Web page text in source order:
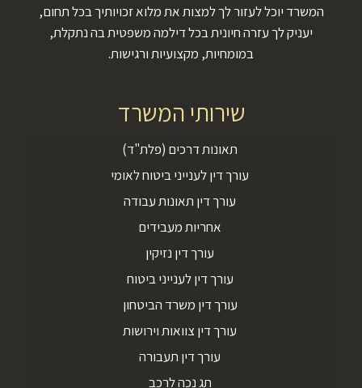
המשרד יוכל לעזור לך למצות את מלוא זכויותיך בכל תחום,
יעניק לך עזרה חיונית בכל דילמה משפטית בה נתקלת,
במומחיות, מקצועיות ורגישות.
שירותי המשרד
תאונות דרכים (פלת"ד)
עורך דין לענייני ביטוח לאומי
עורך דין תאונות עבודה
אחריות מעבידים
עורך דין נזיקין
עורך דין לענייני ביטוח
עורך דין משרד הביטחון
עורך דין צוואות וירושות
עורך דין תעבורה
תג נכה לרכב